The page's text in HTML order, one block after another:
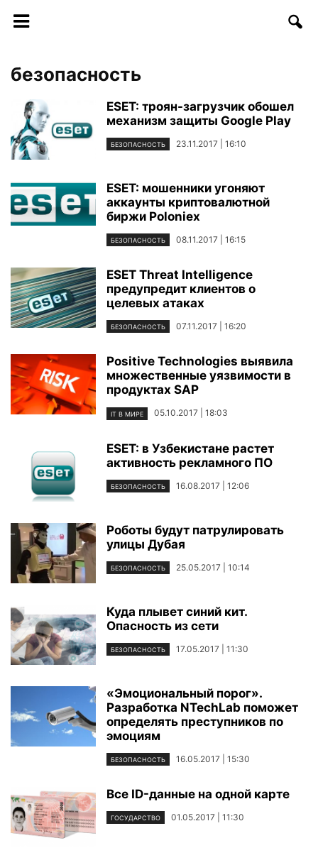
безопасность
ESET: троян-загрузчик обошел
механизм защиты Google Play
БЕЗОПАСНОСТЬ 23.11.2017 | 16:10
ESET: мошенники угоняют
аккаунты криптовалютной
биржи Poloniex
БЕЗОПАСНОСТЬ 08.11.2017 | 16:15
ESET Threat Intelligence
предупредит клиентов о
целевых атаках
БЕЗОПАСНОСТЬ 07.11.2017 | 16:20
Positive Technologies выявила
множественные уязвимости в
продуктах SAP
IT В МИРЕ 05.10.2017 | 18:03
ESET: в Узбекистане растет
активность рекламного ПО
БЕЗОПАСНОСТЬ 16.08.2017 | 12:06
Роботы будут патрулировать
улицы Дубая
БЕЗОПАСНОСТЬ 25.05.2017 | 10:14
Куда плывет синий кит.
Опасность из сети
БЕЗОПАСНОСТЬ 17.05.2017 | 11:30
«Эмоциональный порог».
Разработка NTechLab поможет
определять преступников по
эмоциям
БЕЗОПАСНОСТЬ 16.05.2017 | 15:30
Все ID-данные на одной карте
ГОСУДАРСТВО 01.05.2017 | 11:30